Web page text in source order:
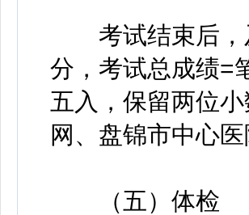
考试结束后，
分，考试总成绩=
五入，保留两位
网、盘锦市中心
（五）体检